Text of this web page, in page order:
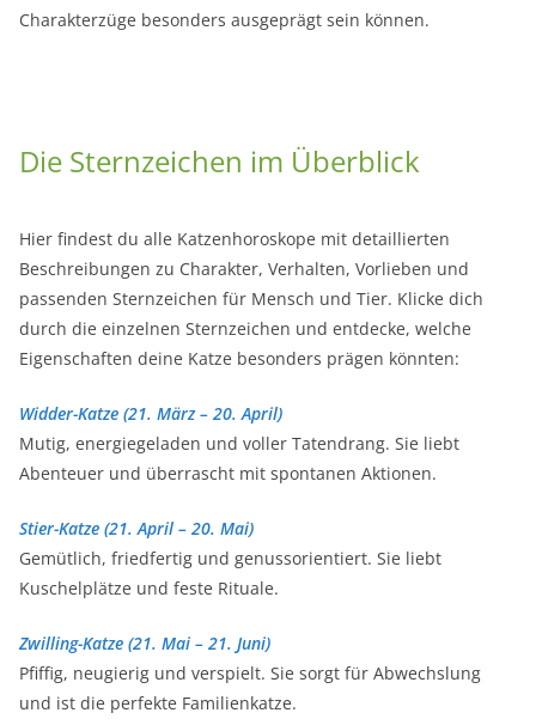
Charakterzüge besonders ausgeprägt sein können.
Die Sternzeichen im Überblick
Hier findest du alle Katzenhoroskope mit detaillierten
Beschreibungen zu Charakter, Verhalten, Vorlieben und
passenden Sternzeichen für Mensch und Tier. Klicke dich
durch die einzelnen Sternzeichen und entdecke, welche
Eigenschaften deine Katze besonders prägen könnten:
Widder-Katze (21. März – 20. April)
Mutig, energiegeladen und voller Tatendrang. Sie liebt
Abenteuer und überrascht mit spontanen Aktionen.
Stier-Katze (21. April – 20. Mai)
Gemütlich, friedfertig und genussorientiert. Sie liebt
Kuschelplätze und feste Rituale.
Zwilling-Katze (21. Mai – 21. Juni)
Pfiffig, neugierig und verspielt. Sie sorgt für Abwechslung
und ist die perfekte Familienkatze.